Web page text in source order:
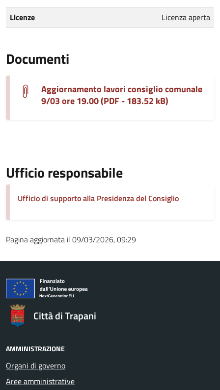
Licenze Licenza aperta
Documenti
Aggiornamento lavori consiglio comunale
9/03 ore 19.00 (PDF - 183.52 kB)
Ufficio responsabile
Ufficio di supporto alla Presidenza del Consiglio
Pagina aggiornata il 09/03/2026, 09:29
Città di Trapani
AMMINISTRAZIONE
Organi di governo
Aree amministrative